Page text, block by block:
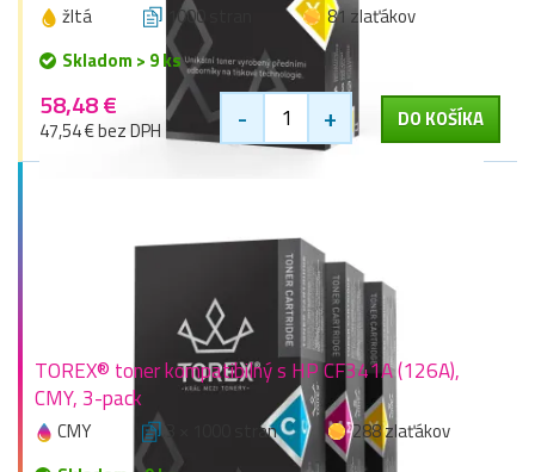
žltá 1000 stran
81 zlaťákov
Skladom > 9 ks
58,48 €
47,54 € bez DPH - + DO KOŠÍKA
TOREX® toner kompatibilný s HP CF341A (126A),
CMY, 3-pack
CMY 3 × 1000 stran
288 zlaťákov